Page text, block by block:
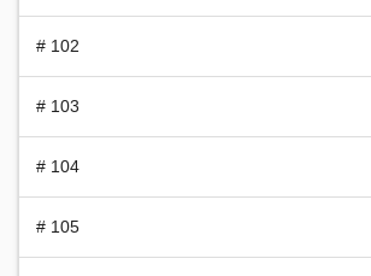
# 102
# 103
# 104
# 105